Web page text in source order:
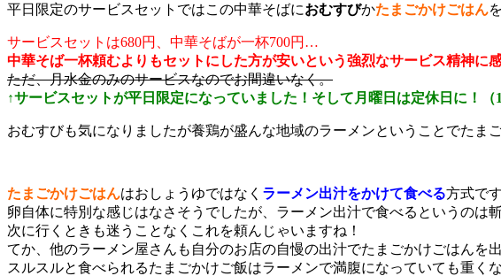
平日限定のサービスセットではこの中華そばにおむすびかたまごかけごはん
サービスセットは680円、中華そばが一杯700円…
中華そば一杯頼むよりもセットにした方が安いという強烈なサービス精神に
ただ、月水金のみのサービスなのでお間違いなく。
↑サービスセットが平日限定になっていました！そして月曜日は定休日に！（
おむすびも気になりましたが養鶏が盛んな地域のラーメンということでたま
たまごかけごはんはおしょうゆではなく ラーメン出汁をかけて食べる方式です
卵自体に特別な感じはなさそうでしたが、ラーメン出汁で食べるというのは
次に行くときも迷うことなくこれを頼んじゃいますね！
てか、他のラーメン屋さんも自分のお店の自慢の出汁でたまごかけごはんを
スルスルと食べられるたまごかけご飯はラーメンで満腹になっていても重く